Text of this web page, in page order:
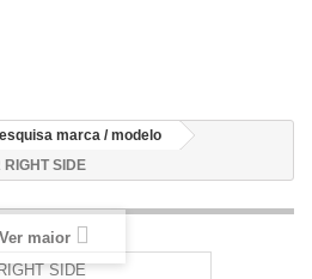
marca / modelo
RIGHT SIDE
Ver maior